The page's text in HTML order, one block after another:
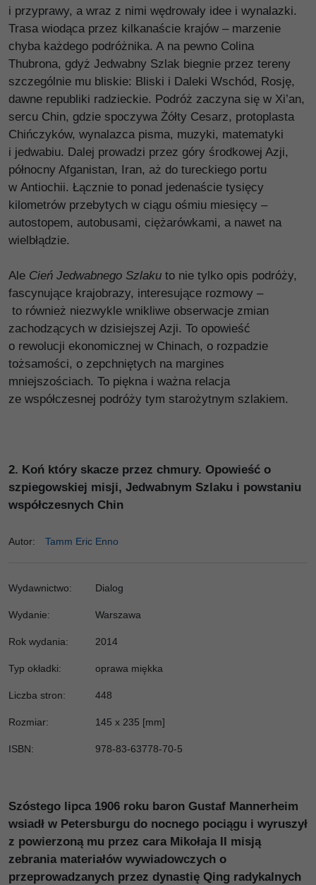
i przyprawy, a wraz z nimi wędrowały idee i wynalazki.
Trasa wiodąca przez kilkanaście krajów – marzenie
chyba każdego podróżnika. A na pewno Colina
Thubrona, gdyż Jedwabny Szlak biegnie przez tereny
szczególnie mu bliskie: Bliski i Daleki Wschód, Rosję,
dawne republiki radzieckie. Podróż zaczyna się w Xi’an,
sercu Chin, gdzie spoczywa Żółty Cesarz, protoplasta
Chińczyków, wynalazca pisma, muzyki, matematyki
i jedwabiu. Dalej prowadzi przez góry środkowej Azji,
północny Afganistan, Iran, aż do tureckiego portu
w Antiochii. Łącznie to ponad jedenaście tysięcy
kilometrów przebytych w ciągu ośmiu miesięcy –
autostopem, autobusami, ciężarówkami, a nawet na
wielbłądzie.
Ale Cień Jedwabnego Szlaku to nie tylko opis podróży,
fascynujące krajobrazy, interesujące rozmowy –
to również niezwykle wnikliwe obserwacje zmian
zachodzących w dzisiejszej Azji. To opowieść
o rewolucji ekonomicznej w Chinach, o rozpadzie
tożsamości, o zepchniętych na margines
mniejszościach. To piękna i ważna relacja
ze współczesnej podróży tym starożytnym szlakiem.
2. Koń który skacze przez chmury. Opowieść o
szpiegowskiej misji, Jedwabnym Szlaku i powstaniu
współczesnych Chin
Autor: Tamm Eric Enno
Wydawnictwo: Dialog
Wydanie: Warszawa
Rok wydania: 2014
Typ okładki: oprawa miękka
Liczba stron: 448
Rozmiar: 145 x 235 [mm]
ISBN: 978-83-63778-70-5
Szóstego lipca 1906 roku baron Gustaf Mannerheim
wsiadł w Petersburgu do nocnego pociągu i wyruszył
z powierzoną mu przez cara Mikołaja II misją
zebrania materiałów wywiadowczych o
przeprowadzanych przez dynastię Qing radykalnych